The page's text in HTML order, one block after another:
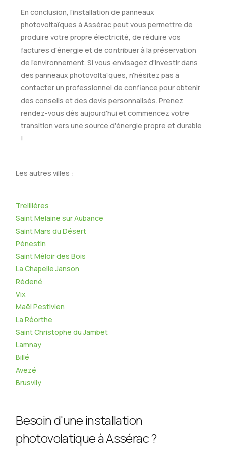
En conclusion, l'installation de panneaux
photovoltaïques à Assérac peut vous permettre de
produire votre propre électricité, de réduire vos
factures d'énergie et de contribuer à la préservation
de l'environnement. Si vous envisagez d'investir dans
des panneaux photovoltaïques, n'hésitez pas à
contacter un professionnel de confiance pour obtenir
des conseils et des devis personnalisés. Prenez
rendez-vous dès aujourd'hui et commencez votre
transition vers une source d'énergie propre et durable
!
Les autres villes :
Treillières
Saint Melaine sur Aubance
Saint Mars du Désert
Pénestin
Saint Méloir des Bois
La Chapelle Janson
Rédené
Vix
Maël Pestivien
La Réorthe
Saint Christophe du Jambet
Lamnay
Billé
Avezé
Brusvily
Besoin d'une installation
photovolatique à Assérac ?